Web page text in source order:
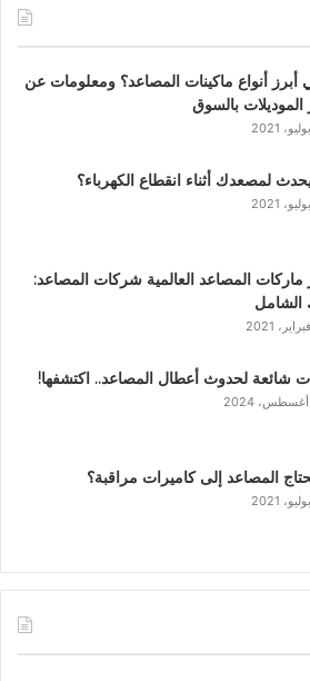
أبرز أنواع ماكينات المصاعد؟ ومعلومات عن
بالسوق
لمصعدك أثناء انقطاع الكهرباء؟
المصاعد العالمية شركات المصاعد:
الشامل
شائعة لحدوث أعطال المصاعد.. اكتشفها!
المصاعد إلى كاميرات مراقبة؟